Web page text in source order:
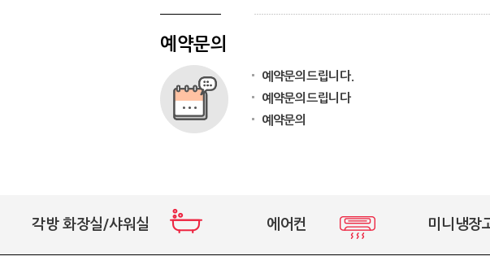
예약문의
예약문의드립니다.
예약문의드립니다
예약문의
각방 화장실/샤워실 에어컨 미니냉장